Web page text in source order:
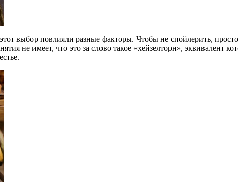
выбор повлияли разные факторы. Чтобы не спойлерить,
не имеет, что это за слово такое «хейзелторн», эквивалент